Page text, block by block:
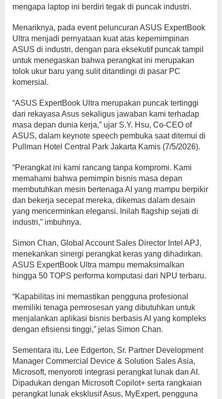
mengapa laptop ini berdiri tegak di puncak industri.
Menariknya, pada event peluncuran ASUS ExpertBook
Ultra menjadi pernyataan kuat atas kepemimpinan
ASUS di industri, dengan para eksekutif puncak tampil
untuk menegaskan bahwa perangkat ini merupakan
tolok ukur baru yang sulit ditandingi di pasar PC
komersial.
“ASUS ExpertBook Ultra merupakan puncak tertinggi
dari rekayasa Asus sekaligus jawaban kami terhadap
masa depan dunia kerja,” ujar S.Y. Hsu, Co-CEO of
ASUS, dalam keynote speech pembuka saat ditemui di
Pullman Hotel Central Park Jakarta Kamis (7/5/2026).
“Perangkat ini kami rancang tanpa kompromi. Kami
memahami bahwa pemimpin bisnis masa depan
membutuhkan mesin bertenaga AI yang mampu berpikir
dan bekerja secepat mereka, dikemas dalam desain
yang mencerminkan elegansi. Inilah flagship sejati di
industri,” imbuhnya.
Simon Chan, Global Account Sales Director Intel APJ,
menekankan sinergi perangkat keras yang dihadirkan.
ASUS ExpertBook Ultra mampu memaksimalkan
hingga 50 TOPS performa komputasi dari NPU terbaru.
“Kapabilitas ini memastikan pengguna profesional
memiliki tenaga pemrosesan yang dibutuhkan untuk
menjalankan aplikasi bisnis berbasis AI yang kompleks
dengan efisiensi tinggi,” jelas Simon Chan.
Sementara itu, Lee Edgerton, Sr. Partner Development
Manager Commercial Device & Solution Sales Asia,
Microsoft, menyoroti integrasi perangkat lunak dan AI.
Dipadukan dengan Microsoft Copilot+ serta rangkaian
perangkat lunak eksklusif Asus, MyExpert, pengguna